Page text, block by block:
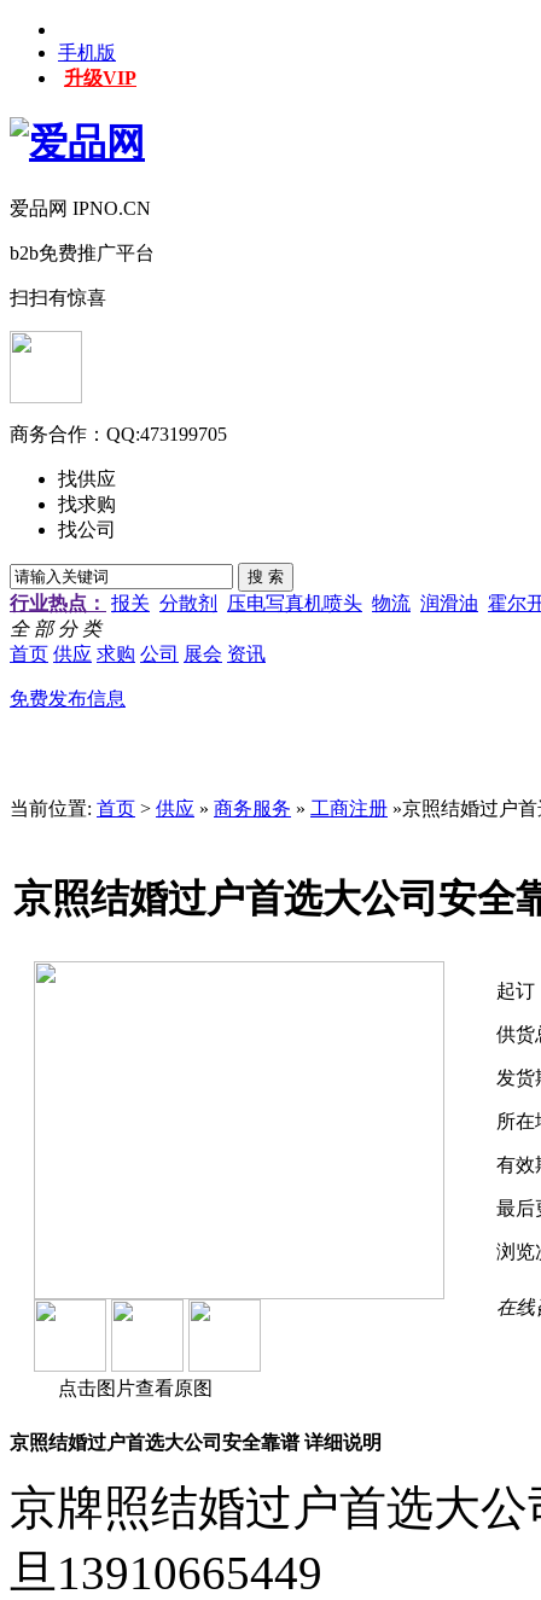
手机版
升级VIP
爱品网 IPNO.CN
b2b免费推广平台
扫扫有惊喜
商务合作： QQ:473199705
找供应
找求购
找公司
行业热点： 报关 分散剂 压电写真机喷头 物流 润滑油 霍尔
全 部 分 类
首页 供应 求购 公司 展会 资讯
免费发布信息
当前位置: 首页 > 供应 » 商务服务 » 工商注册 »京照结婚过户
京照结婚过户首选大公司安全
点击图片查看原图
起订
供货
发货
所在
有效
最后
浏览
在线
京照结婚过户首选大公司安全靠谱 详细说明
京牌照结婚过户首选
旦13910665449